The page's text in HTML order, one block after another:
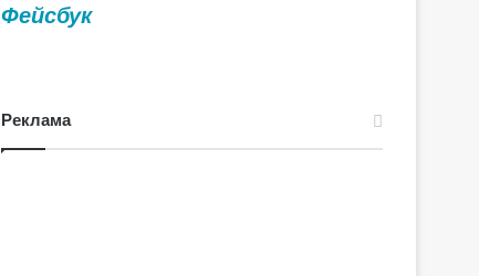
Фейсбук
Реклама